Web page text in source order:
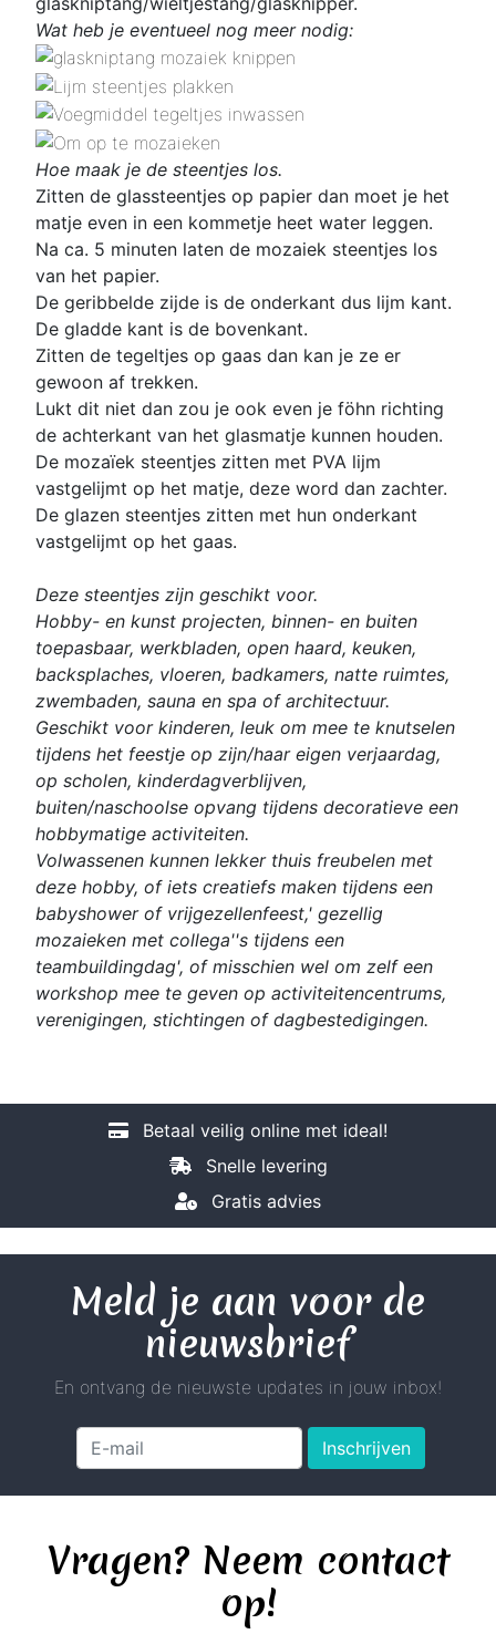
Wat heb je eventueel nog meer nodig:
Hoe maak je de steentjes los.
Zitten de glassteentjes op papier dan moet je het
matje even in een kommetje heet water leggen.
Na ca. 5 minuten laten de mozaiek steentjes los
van het papier.
De geribbelde zijde is de onderkant dus lijm kant.
De gladde kant is de bovenkant.
Zitten de tegeltjes op gaas dan kan je ze er
gewoon af trekken.
Lukt dit niet dan zou je ook even je föhn richting
de achterkant van het glasmatje kunnen houden.
De mozaïek steentjes zitten met PVA lijm
vastgelijmt op het matje, deze word dan zachter.
De glazen steentjes zitten met hun onderkant
vastgelijmt op het gaas.
Deze steentjes zijn geschikt voor.
Hobby- en kunst projecten, binnen- en buiten
toepasbaar, werkbladen, open haard, keuken,
backsplaches, vloeren, badkamers, natte ruimtes,
zwembaden, sauna en spa of architectuur.
Geschikt voor kinderen, leuk om mee te knutselen
tijdens het feestje op zijn/haar eigen verjaardag,
op scholen, kinderdagverblijven,
buiten/naschoolse opvang tijdens decoratieve een
hobbymatige activiteiten.
Volwassenen kunnen lekker thuis freubelen met
deze hobby, of iets creatiefs maken tijdens een
babyshower of vrijgezellenfeest,' gezellig
mozaieken met collega''s tijdens een
teambuildingdag', of misschien wel om zelf een
workshop mee te geven op activiteitencentrums,
verenigingen, stichtingen of dagbestedigingen.
Betaal veilig online met ideal!
Snelle levering
Gratis advies
Meld je aan voor de
nieuwsbrief
En ontvang de nieuwste updates in jouw inbox!
Inschrijven
Vragen? Neem contact
op!